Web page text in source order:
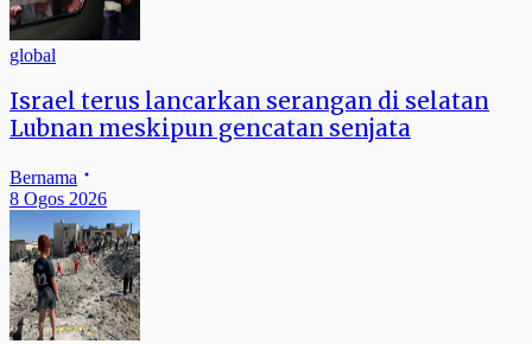
global
Israel terus lancarkan serangan di selatan
Lubnan meskipun gencatan senjata
Bernama
8 Ogos 2026